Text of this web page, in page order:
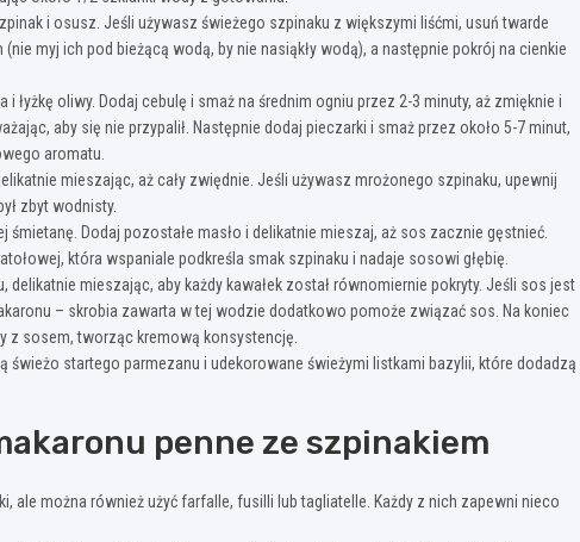
i osusz. Jeśli używasz świeżego szpinaku z większymi liśćmi, usuń twarde
myj ich pod bieżącą wodą, by nie nasiąkły wodą), a następnie pokrój na cienkie
i łyżkę oliwy. Dodaj cebulę i smaż na średnim ogniu przez 2-3 minuty, aż zmięknie i
aby się nie przypalił. Następnie dodaj pieczarki i smaż przez około 5-7 minut,
aromatu.
mieszając, aż cały zwiędnie. Jeśli używasz mrożonego szpinaku, upewnij
zbyt wodnisty.
śmietanę. Dodaj pozostałe masło i delikatnie mieszaj, aż sos zacznie gęstnieć.
która wspaniale podkreśla smak szpinaku i nadaje sosowi głębię.
delikatnie mieszając, aby każdy kawałek został równomiernie pokryty. Jeśli sos jest
– skrobia zawarta w tej wodzie dodatkowo pomoże związać sos. Na koniec
z sosem, tworząc kremową konsystencję.
świeżo startego parmezanu i udekorowane świeżymi listkami bazylii, które dodadzą
penne ze szpinakiem
ale można również użyć farfalle, fusilli lub tagliatelle. Każdy z nich zapewni nieco